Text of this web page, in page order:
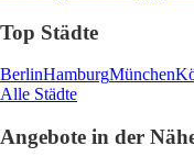
Top Städte
BerlinHamburgMünchen
Alle Städte
Angebote in der